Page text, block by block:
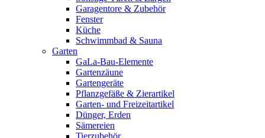
Garagentore & Zubehör
Fenster
Küche
Schwimmbad & Sauna
Garten
GaLa-Bau-Elemente
Gartenzäune
Gartengeräte
Pflanzgefäße & Zierartikel
Garten- und Freizeitartikel
Dünger, Erden
Sämereien
Tierzubehör